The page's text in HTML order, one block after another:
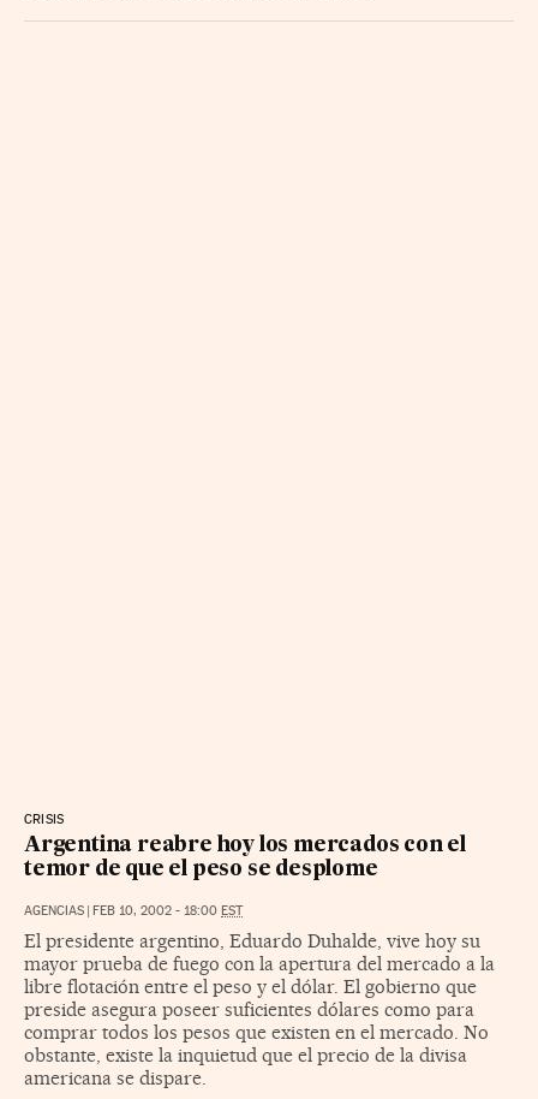
CRISIS
Argentina reabre hoy los mercados con el
temor de que el peso se desplome
AGENCIAS | FEB 10, 2002 - 18:00 EST
El presidente argentino, Eduardo Duhalde, vive hoy su
mayor prueba de fuego con la apertura del mercado a la
libre flotación entre el peso y el dólar. El gobierno que
preside asegura poseer suficientes dólares como para
comprar todos los pesos que existen en el mercado. No
obstante, existe la inquietud que el precio de la divisa
americana se dispare.